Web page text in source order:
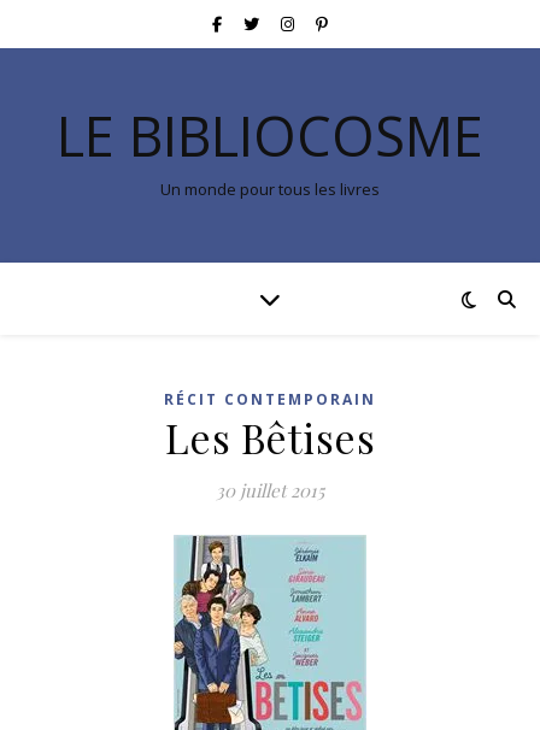
LE BIBLIOCOSME
Un monde pour tous les livres
RÉCIT CONTEMPORAIN
Les Bêtises
30 juillet 2015